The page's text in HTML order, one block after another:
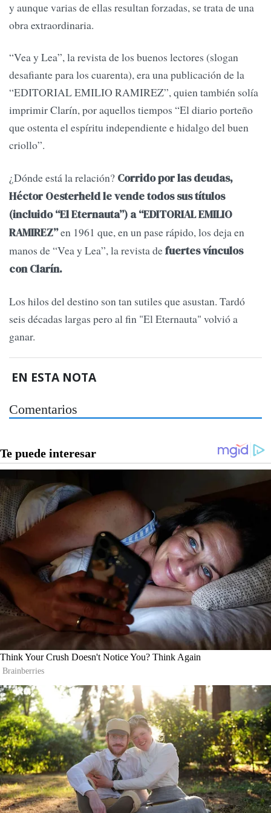
y aunque varias de ellas resultan forzadas, se trata de una
obra extraordinaria.
“Vea y Lea”, la revista de los buenos lectores (slogan
desafiante para los cuarenta), era una publicación de la
“EDITORIAL EMILIO RAMIREZ”, quien también solía
imprimir Clarín, por aquellos tiempos “El diario porteño
que ostenta el espíritu independiente e hidalgo del buen
criollo”.
¿Dónde está la relación? Corrido por las deudas,
Héctor Oesterheld le vende todos sus títulos
(incluido “El Eternauta”) a “EDITORIAL EMILIO
RAMIREZ”en 1961 que, en un pase rápido, los deja en
manos de “Vea y Lea”, la revista defuertes vínculos
con Clarín.
Los hilos del destino son tan sutiles que asustan. Tardó
seis décadas largas pero al fin "El Eternauta" volvió a
ganar.
EN ESTA NOTA
Comentarios